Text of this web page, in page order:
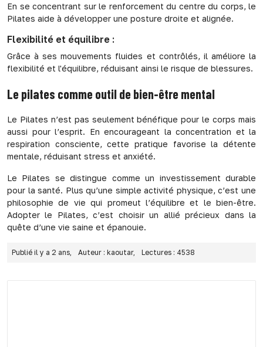
En se concentrant sur le renforcement du centre du corps, le
Pilates aide à développer une posture droite et alignée.
Flexibilité et équilibre :
Grâce à ses mouvements fluides et contrôlés, il améliore la
flexibilité et l'équilibre, réduisant ainsi le risque de blessures.
Le pilates comme outil de bien-être mental
Le Pilates n’est pas seulement bénéfique pour le corps mais
aussi pour l’esprit. En encourageant la concentration et la
respiration consciente, cette pratique favorise la détente
mentale, réduisant stress et anxiété.
Le Pilates se distingue comme un investissement durable
pour la santé. Plus qu’une simple activité physique, c’est une
philosophie de vie qui promeut l’équilibre et le bien-être.
Adopter le Pilates, c’est choisir un allié précieux dans la
quête d’une vie saine et épanouie.
Publié il y a 2 ans, Auteur : kaoutar, Lectures : 4538